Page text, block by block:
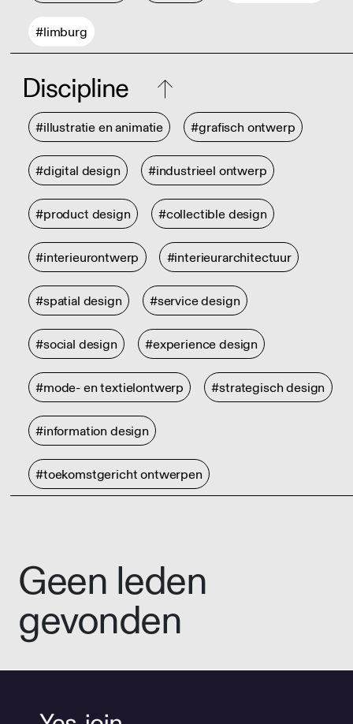
#limburg
Discipline
#illustratie en animatie #grafisch ontwerp
#digital design #industrieel ontwerp
#product design #collectible design
#interieurontwerp #interieurarchitectuur
#spatial design #service design
#social design #experience design
#mode- en textielontwerp #strategisch design
#information design
#toekomstgericht ontwerpen
Geen leden
gevonden